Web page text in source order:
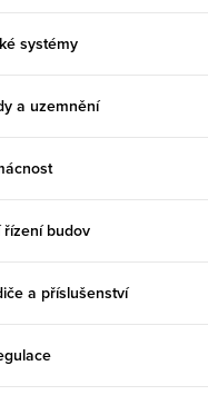
systémy
a uzemnění
budov
a příslušenství